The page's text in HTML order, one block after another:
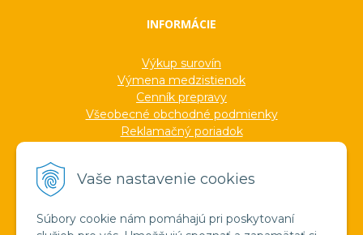
Vaše nastavenie cookies
Súbory cookie nám pomáhajú pri poskytovaní
INFORMÁCIE
Výkup surovín
Výmena medzistienok
Cenník prepravy
Všeobecné obchodné podmienky
Reklamačný poriadok
Formuláre
Ocenenia